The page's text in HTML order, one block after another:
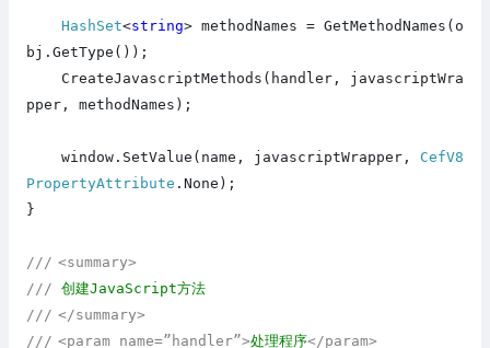
HashSet<string> methodNames = GetMethodNames(o
bj.GetType());
CreateJavascriptMethods(handler, javascriptWra
pper, methodNames);
window.SetValue(name, javascriptWrapper, CefV8
PropertyAttribute .None);
}
/// <summary>
/// 创建JavaScript方法
/// </summary>
/// <param name=”handler”>处理程序</param>